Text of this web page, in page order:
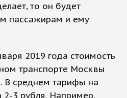
то он будет
пассажирам и ему
2019 года стоимость
транспорте Москвы
В среднем тарифы на
2-3 рубля. Например,